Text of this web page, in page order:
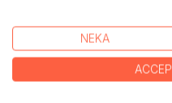
KOMMENTARER I
NEKA